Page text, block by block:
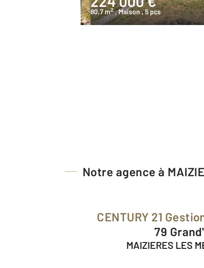
80,7 m2 , Maison, 5 pcs
Notre agence à
CENTURY 21
79
MAIZIERES LES